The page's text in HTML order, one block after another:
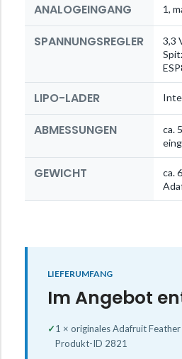
ANALOGEINGANG 1,
SPANNUNGSREGLER
3,3
LIPO-LADER
ABMESSUNGEN
ca.
GEWICHT
ca.
LIEFERUMFANG
Im Angebot
✓1 × originales Adafruit Feather
Produkt-ID 2821